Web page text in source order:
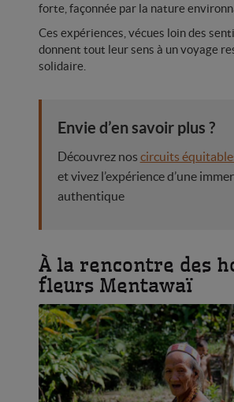
forte, façonnée par la nature
Ces expériences, vécues loin des
donnent tout leur sens à un voyage
solidaire.
Envie d’en savoir plus ?
Découvrez nos circuits
et vivez l’expérience d’une
authentique
À la rencontre des
fleurs Mentawaï